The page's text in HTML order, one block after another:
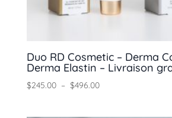
Duo RD Cosmetic – Derma
Derma Elastin – Livraison
$245.00 – $496.00Plage